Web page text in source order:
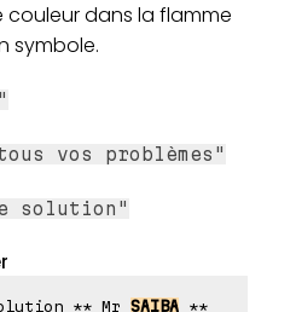
dans la flamme
symbole.
vos problèmes"
solution"
** Mr SAIBA **